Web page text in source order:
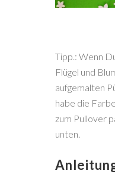
Tipp.: Wenn
Flügel und
aufgemalten
habe die
zum Pullover
unten.